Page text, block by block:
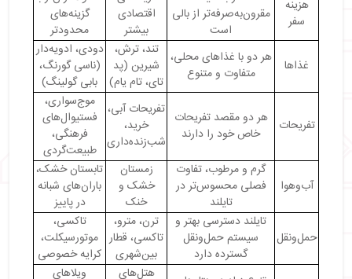
هزینه
سفر
مقرون‌به‌صرفه‌تر از بالی
است
اقتصادی
بیشتر
گزینه‌های
محدودتر
غذاها
هر دو با غذاهای محلی،
متفاوت و متنوع
تند، ترش،
شیرین (پد
تای، تام یام)
دودی، ادویه‌دار
(ناسی گورنگ،
بابی گولینگ)
تفریحات
هر دو مقصد تفریحات
خاص خود را دارند
تفریحات آبی،
خرید،
شب‌زنده‌داری
موج‌سواری،
فستیوال‌های
فرهنگی،
طبیعت‌گردی
آب‌وهوا
گرم و مرطوب، تفاوت
فصلی محسوس‌تر در
تایلند
زمستان
خشک و
خنک
تابستان خشک،
باران‌های شبانه
در پاییز
حمل‌ونقل
تایلند دسترسی بهتر و
سیستم حمل‌ونقل
گسترده دارد
ترن، مترو،
تاکسی، قطار
بین‌شهری
تاکسی،
موتورسیکلت،
کرایه خصوصی
هتل‌های
ویلاهای